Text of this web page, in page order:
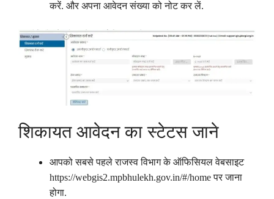
करें. और अपना आवेदन संख्या को नोट कर लें.
शिकायत आवेदन का स्टेटस जाने
आपको सबसे पहले राजस्व विभाग के ऑफिसियल वेबसाइट
https://webgis2.mpbhulekh.gov.in/#/home पर जाना
होगा.